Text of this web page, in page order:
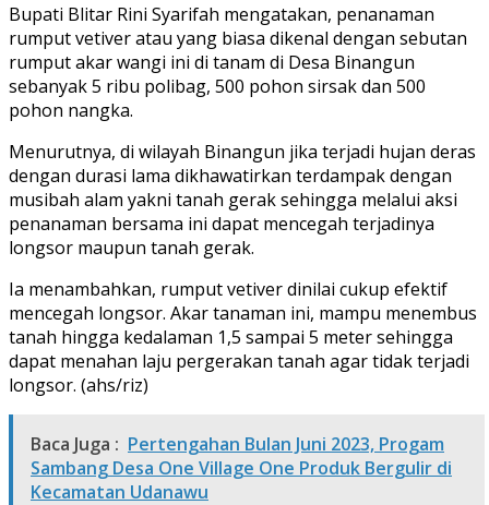
Bupati Blitar Rini Syarifah mengatakan, penanaman
rumput vetiver atau yang biasa dikenal dengan sebutan
rumput akar wangi ini di tanam di Desa Binangun
sebanyak 5 ribu polibag, 500 pohon sirsak dan 500
pohon nangka.
Menurutnya, di wilayah Binangun jika terjadi hujan deras
dengan durasi lama dikhawatirkan terdampak dengan
musibah alam yakni tanah gerak sehingga melalui aksi
penanaman bersama ini dapat mencegah terjadinya
longsor maupun tanah gerak.
Ia menambahkan, rumput vetiver dinilai cukup efektif
mencegah longsor. Akar tanaman ini, mampu menembus
tanah hingga kedalaman 1,5 sampai 5 meter sehingga
dapat menahan laju pergerakan tanah agar tidak terjadi
longsor. (ahs/riz)
Baca Juga : Pertengahan Bulan Juni 2023, Progam
Sambang Desa One Village One Produk Bergulir di
Kecamatan Udanawu